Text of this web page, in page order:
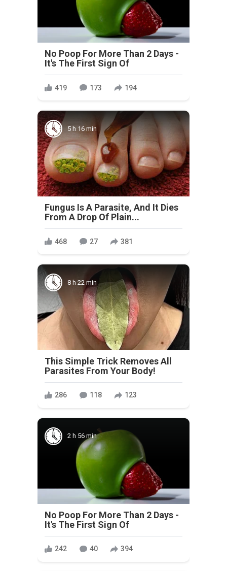
No Poop For More Than 2 Days -
It's The First Sign Of
419 173 194
5 h 16 min
Fungus Is A Parasite, And It Dies
From A Drop Of Plain...
468 27 381
8 h 22 min
This Simple Trick Removes All
Parasites From Your Body!
286 118 123
2 h 56 min
No Poop For More Than 2 Days -
It's The First Sign Of
242 40 394